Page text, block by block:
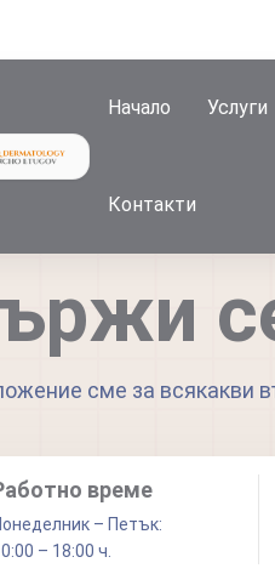
Начало Услуги
Контакти
сме за всякакви
време
– Петък:
– 18:00 ч.